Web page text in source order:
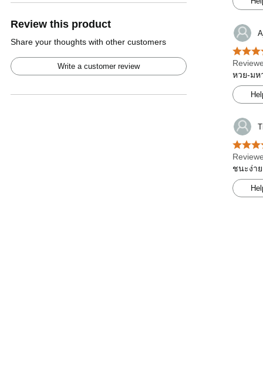
Review this product
Share your thoughts with other customers
Write a customer review
หวย-มห
ชนะง่า